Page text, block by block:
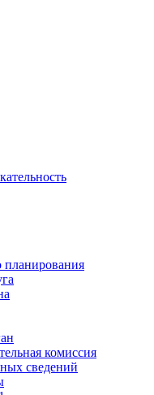
планирования
комиссия
сведений